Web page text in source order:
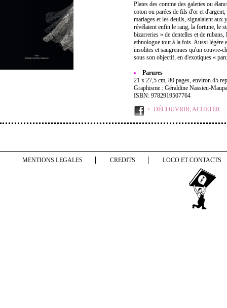
Plates des comme des galettes ou
coton ou parées de fils d'or et
mariages et les deuils, signalaient aux
révélaient enfin le rang, la fortune, le
bizarreries » de dentelles et de
ethnologue tout à la fois. Aussi légère
insolites et saugrenues qu'un couvre-
sous son objectif, en d'exotiques «
Parures
21 x 27,5 cm, 80 pages, environ 45
Graphisme : Géraldine Nassieu-
ISBN: 9782919507764
DÉCOUVRIR, ACHETER
MENTIONS LEGALES CREDITS LOCO ET CONTACTS